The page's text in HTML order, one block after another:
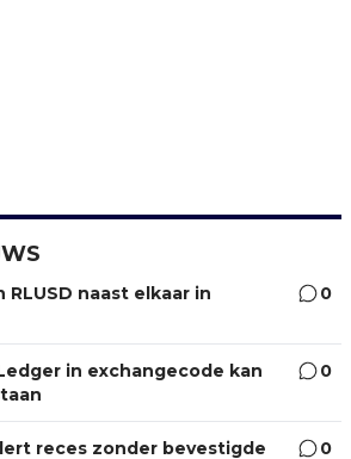
RLUSD naast elkaar in
0
in exchangecode kan
0
reces zonder bevestigde
0